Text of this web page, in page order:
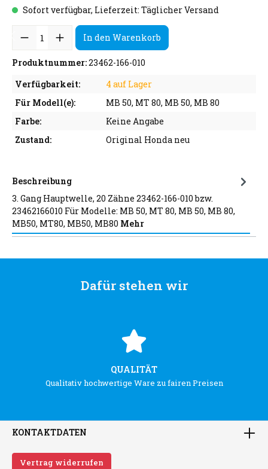
Sofort verfügbar, Lieferzeit: Täglicher Versand
In den Warenkorb
Produktnummer:23462-166-010
Verfügbarkeit:
4 auf Lager
Für Modell(e):
MB 50, MT 80, MB 50, MB 80
Farbe:
Keine Angabe
Zustand:
Original Honda neu
Beschreibung
3. Gang Hauptwelle, 20 Zähne 23462-166-010 bzw.
23462166010 Für Modelle: MB 50, MT 80, MB 50, MB 80,
MB50, MT80, MB50, MB80 Mehr
Dafür stehen wir
QUALITÄT
Qualitativ hochwertige Ware zu fairen Preisen
KONTAKTDATEN
Vertrag widerrufen